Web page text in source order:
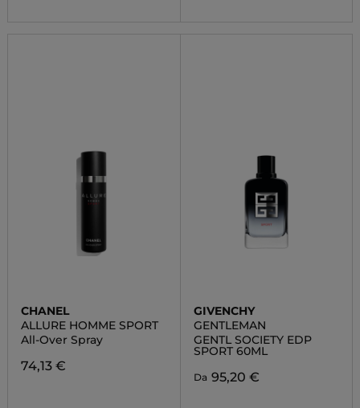
CHANEL
ALLURE HOMME SPORT
All-Over Spray
74,13 €
GIVENCHY
GENTLEMAN
GENTL SOCIETY EDP
SPORT 60ML
Da 95,20 €